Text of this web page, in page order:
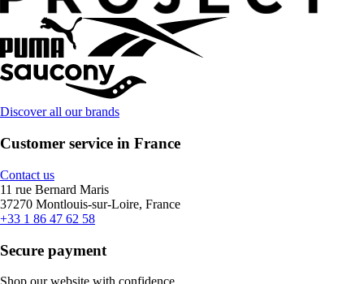
Discover all our brands
Customer service in France
Contact us
11 rue Bernard Maris
37270 Montlouis-sur-Loire, France
+33 1 86 47 62 58
Secure payment